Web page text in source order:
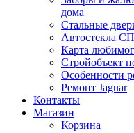
дома
Стальные
Автостекла
Карта
Стройобъект
Особенности
Ремонт Jaguar
Контакты
Магазин
Корзина